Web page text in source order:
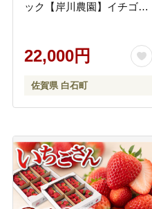
ック【岸川農園】イチゴ
22,000円
佐賀県 白石町